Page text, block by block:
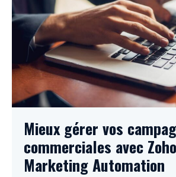
Mieux gérer vos
commerciales avec Zoho
Marketing Automation